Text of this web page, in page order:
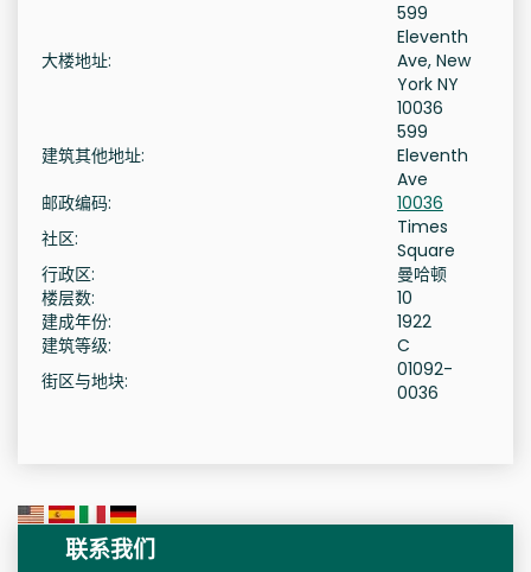
大楼地址:
599
Eleventh
Ave, New
York NY
10036
建筑其他地址:
599
Eleventh
Ave
邮政编码:
10036
社区:
Times
Square
行政区:
曼哈顿
楼层数:
10
建成年份:
1922
建筑等级:
C
街区与地块:
01092-
0036
联系我们